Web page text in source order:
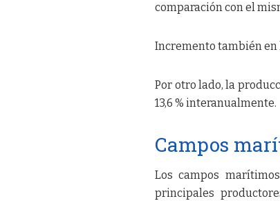
comparación con el
Incremento también
Por otro lado, la
13,6 % interanualmente.
Campos
Los campos
principales